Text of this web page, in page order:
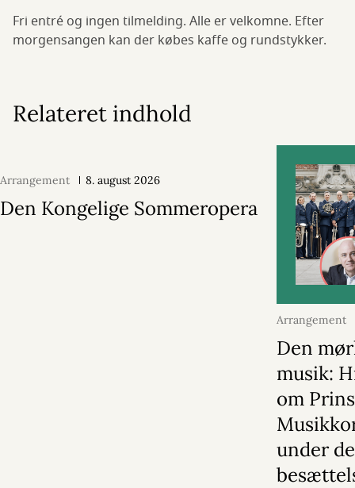
Fri entré og ingen tilmelding. Alle er velkomne. Efter
morgensangen kan der købes kaffe og rundstykker.
Relateret indhold
Arrangement 8. august 2026
Den Kongelige Sommeropera
Arrangement
2026
Den
musik:
om
under